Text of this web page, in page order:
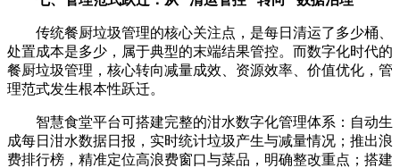
传统餐厨垃圾管理的核心关注点，是每日清运了多少桶、
处置成本是多少，属于典型的末端结果管控。而数字化时代的
餐厨垃圾管理，核心转向减量成效、资源效率、价值优化，管
理范式发生根本性跃迁。
智慧食堂平台可搭建完整的泔水数字化管理体系：自动生
成每日泔水数据日报，实时统计垃圾产生与减量情况；推出浪
费排行榜，精准定位高浪费窗口与菜品，明确整改重点；搭建